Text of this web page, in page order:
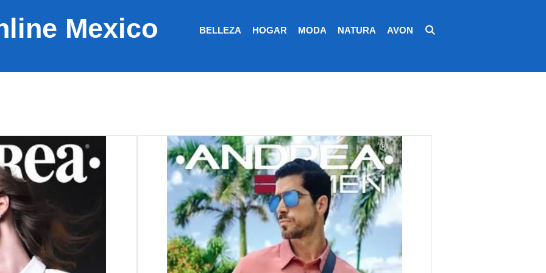
Mexico BELLEZA HOGAR MODA NATURA AVON